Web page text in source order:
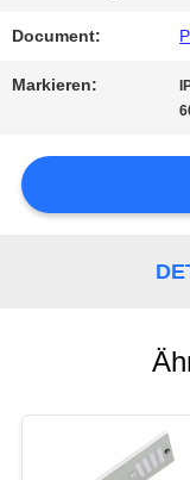
MIT
UNS
FORDERN
ZITAT
Document:
Markieren: